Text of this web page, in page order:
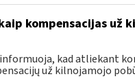
kompensacijas už
kad atliekant
už kilnojamojo